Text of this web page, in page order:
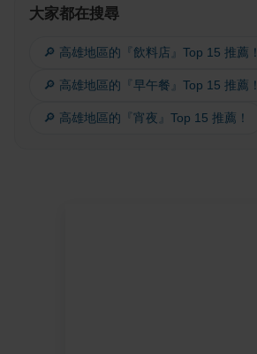
大家都在搜尋
🔎 高雄地區的『飲料店』Top 15 推薦！
🔎 高雄地區的『早午餐』Top 15 推薦！
🔎 高雄地區的『宵夜』Top 15 推薦！